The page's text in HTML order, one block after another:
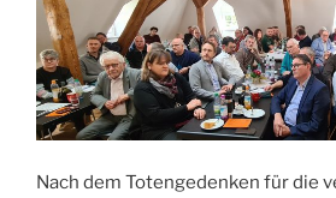
Nach dem Totengedenken für die